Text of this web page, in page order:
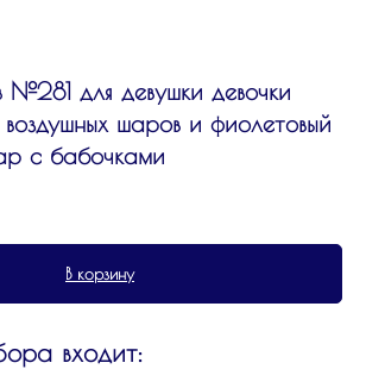
для девушки девочки
шаров и фиолетовый
с бабочками
В корзину
входит: